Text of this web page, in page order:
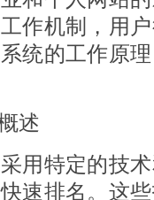
作机制，用
统的工作原
述
用特定的技
速排名。这